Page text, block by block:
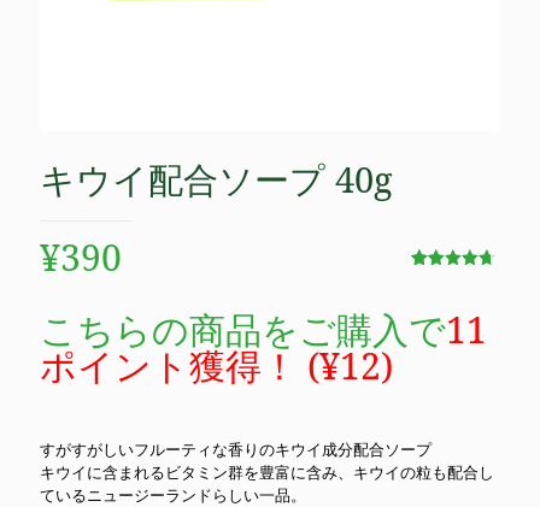
キウイ配合ソープ 40g
価のうち、
4.70
点
¥390
こちらの商品をご購入で11
ポイント獲得！ (¥12)
すがすがしいフルーティな香りのキウイ成分配合ソープ
キウイに含まれるビタミン群を豊富に含み、キウイの粒も配合し
ているニュージーランドらしい一品。